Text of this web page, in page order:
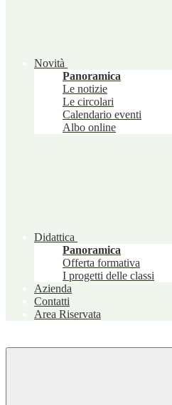
Novità
Panoramica
Le notizie
Le circolari
Calendario eventi
Albo online
Didattica
Panoramica
Offerta formativa
I progetti delle classi
Azienda
Contatti
Area Riservata